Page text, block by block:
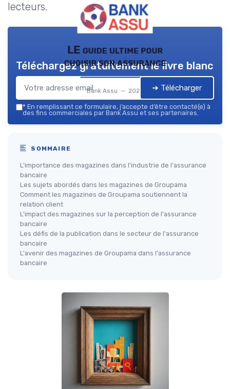
lecteurs.
LE guide ultime pour
choisir son assurance
Bank Assu — 2026
Téléchargez gratuitement le livre blanc
➔ Télécharger
* En remplissant ce formulaire, j’accepte d’être contacté(e) à
des fins commerciales par Bank Assu et ses partenaires.
SOMMAIRE
L'importance des magazines dans l'industrie de l'assurance
bancaire
Les sujets abordés dans les magazines de Groupama
Comment les magazines de Groupama soutiennent la
relation client
L'impact des magazines sur la perception de l'assurance
bancaire
Les défis de la publication dans le secteur de l'assurance
bancaire
L'avenir des magazines de Groupama dans l'assurance
bancaire